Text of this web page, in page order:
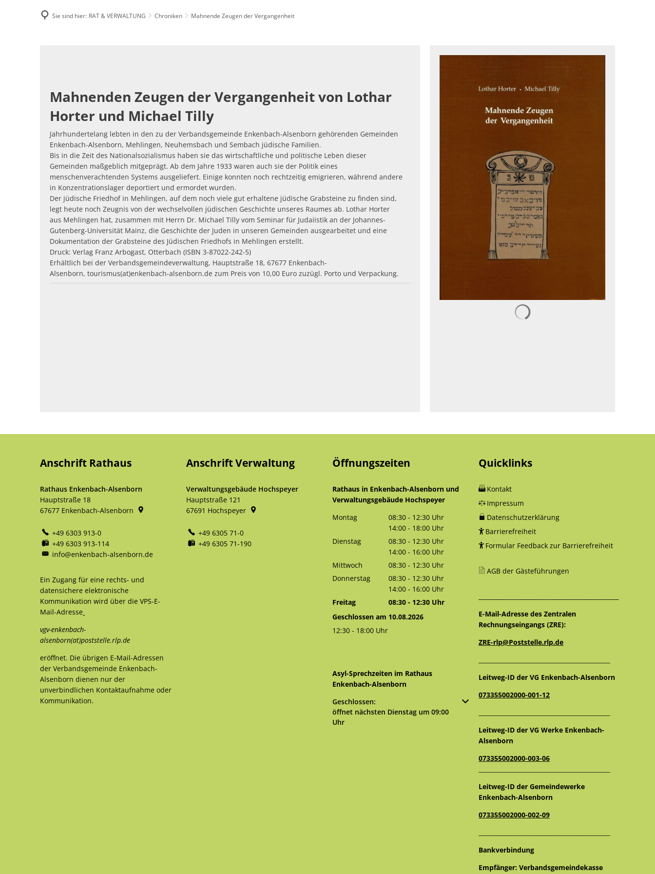
Sie sind hier: RAT & VERWALTUNG Chroniken Mahnende Zeugen der Vergangenheit
Vergangenheit
Mahnenden Zeugen der Vergangenheit von Lothar
Horter und Michael Tilly
Jahrhundertelang lebten in den zu der Verbandsgemeinde Enkenbach-Alsenborn gehörenden Gemeinden
Enkenbach-Alsenborn, Mehlingen, Neuhemsbach und Sembach jüdische Familien.
Bis in die Zeit des Nationalsozialismus haben sie das wirtschaftliche und politische Leben dieser
Gemeinden maßgeblich mitgeprägt. Ab dem Jahre 1933 waren auch sie der Politik eines
menschenverachtenden Systems ausgeliefert. Einige konnten noch rechtzeitig emigrieren, während andere
in Konzentrationslager deportiert und ermordet wurden.
Der jüdische Friedhof in Mehlingen, auf dem noch viele gut erhaltene jüdische Grabsteine zu finden sind,
legt heute noch Zeugnis von der wechselvollen jüdischen Geschichte unseres Raumes ab. Lothar Horter
aus Mehlingen hat, zusammen mit Herrn Dr. Michael Tilly vom Seminar für Judaiistik an der Johannes-
Gutenberg-Universität Mainz, die Geschichte der Juden in unseren Gemeinden ausgearbeitet und eine
Dokumentation der Grabsteine des Jüdischen Friedhofs in Mehlingen erstellt.
Druck: Verlag Franz Arbogast, Otterbach (ISBN 3-87022-242-5)
Erhältlich bei der Verbandsgemeindeverwaltung, Hauptstraße 18, 67677 Enkenbach-
Alsenborn, tourismus(at)enkenbach-alsenborn.de zum Preis von 10,00 Euro zuzügl. Porto und Verpackung.
Anschrift Rathaus
Rathaus Enkenbach-Alsenborn
Hauptstraße 18
67677 Enkenbach-Alsenborn
+49 6303 913-0
+49 6303 913-114
info@enkenbach-alsenborn.de
Ein Zugang für eine rechts- und
datensichere elektronische
Kommunikation wird über die VPS-E-
Mail-Adresse
vgv-enkenbach-
alsenborn(at)poststelle.rlp.de
eröffnet. Die übrigen E-Mail-Adressen
der Verbandsgemeinde Enkenbach-
Alsenborn dienen nur der
unverbindlichen Kontaktaufnahme oder
Kommunikation.
Anschrift Verwaltung
Verwaltungsgebäude Hochspeyer
Hauptstraße 121
67691 Hochspeyer
+49 6305 71-0
+49 6305 71-190
Öffnungszeiten
Rathaus in Enkenbach-Alsenborn und
Verwaltungsgebäude Hochspeyer
Montag
08:30 - 12:30 Uhr
Von 08:30 bis 12:30 Uhr
14:00 - 18:00 Uhr
Von 14:00 bis 18:00 Uhr
Dienstag 08:30 - 12:30 Uhr
Von 08:30 bis 12:30 Uhr
14:00 - 16:00 Uhr
Von 14:00 bis 16:00 Uhr
Mittwoch 08:30 - 12:30 Uhr
Von 08:30 bis 12:30 Uhr
Donnerstag 08:30 - 12:30 Uhr
Von 08:30 bis 12:30 Uhr
14:00 - 16:00 Uhr
Von 14:00 bis 16:00 Uhr
Freitag 08:30 - 12:30 Uhr
Von 08:30 bis 12:30 Uhr
Geschlossen am 10.08.2026
12:30 - 18:00 Uhr
Asyl-Sprechzeiten im Rathaus
Enkenbach-Alsenborn
Klicken, um weitere Öffnungs- oder Schließzeiten auszublenden
Geschlossen:
öffnet nächsten Dienstag um 09:00
Uhr
Quicklinks
Kontakt
Impressum
Datenschutzerklärung
Barrierefreiheit
Formular Feedback zur Barrierefreiheit
AGB der Gästeführungen
E-Mail-Adresse des Zentralen
Rechnungseingangs (ZRE):
ZRE-rlp@Poststelle.rlp.de
Leitweg-ID der VG Enkenbach-Alsenborn
073355002000-001-12
Leitweg-ID der VG Werke Enkenbach-
Alsenborn
073355002000-003-06
Leitweg-ID der Gemeindewerke
Enkenbach-Alsenborn
073355002000-002-09
Bankverbindung
Empfänger: Verbandsgemeindekasse